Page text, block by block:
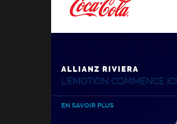
ALLIANZ RIVIERA
L'ÉMOTION COMMENCE ICI
EN SAVOIR PLUS